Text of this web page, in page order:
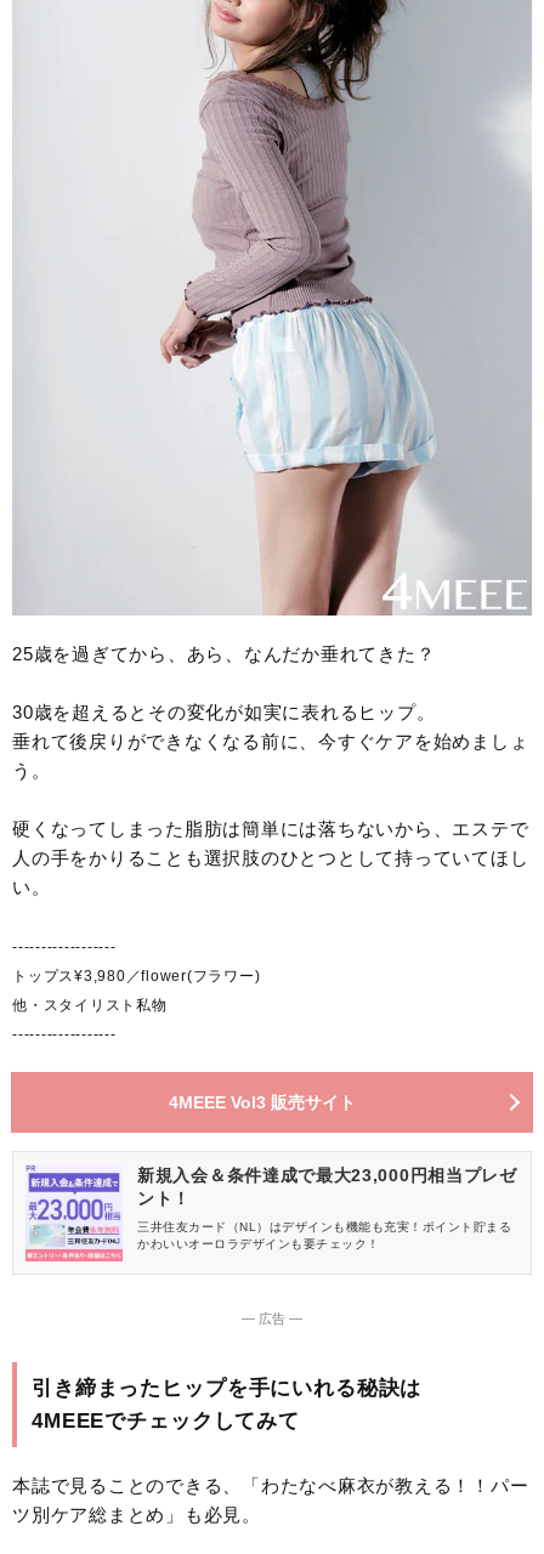
25歳を過ぎてから、あら、なんだか垂れてきた？
30歳を超えるとその変化が如実に表れるヒップ。
垂れて後戻りができなくなる前に、今すぐケアを始めましょ
う。
硬くなってしまった脂肪は簡単には落ちないから、エステで
人の手をかりることも選択肢のひとつとして持っていてほし
い。
------------------
トップス¥3,980／flower(フラワー)
他・スタイリスト私物
------------------
4MEEE Vol3 販売サイト
新規入会＆条件達成で最大23,000円相当プレゼ
ント！
三井住友カード（NL）はデザインも機能も充実！ポイント貯まる
かわいいオーロラデザインも要チェック！
― 広告 ―
引き締まったヒップを手にいれる秘訣は
4MEEEでチェックしてみて
本誌で見ることのできる、「わたなべ麻衣が教える！！パー
ツ別ケア総まとめ」も必見。